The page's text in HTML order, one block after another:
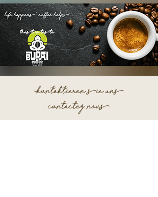
Kontaktieren sie uns
contactez nous